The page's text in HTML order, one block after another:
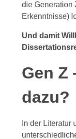
die Generation
Erkenntnisse)
Und damit
Gen Z
dazu?
In der Literatur